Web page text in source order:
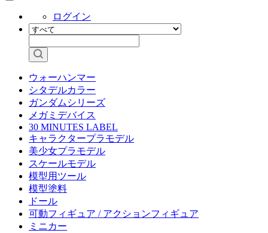
ログイン
ウォーハンマー
シタデルカラー
ガンダムシリーズ
メガミデバイス
30 MINUTES LABEL
キャラクタープラモデル
美少女プラモデル
スケールモデル
模型用ツール
模型塗料
ドール
可動フィギュア / アクションフィギュア
ミニカー